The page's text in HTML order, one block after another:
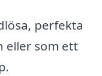
perfekta
eller som ett